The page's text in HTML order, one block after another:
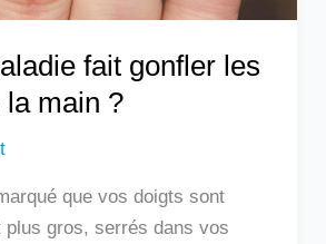
fait gonfler les
la main ?
que vos doigts sont
plus gros, serrés dans vos